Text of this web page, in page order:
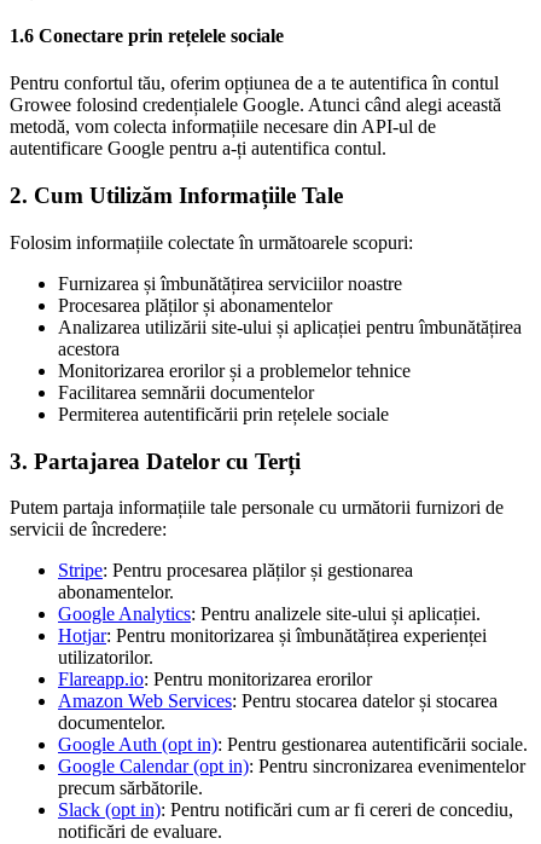
1.6 Conectare prin rețelele sociale
Pentru confortul tău, oferim opțiunea de a te autentifica în contul
Growee folosind credențialele Google. Atunci când alegi această
metodă, vom colecta informațiile necesare din API-ul de
autentificare Google pentru a-ți autentifica contul.
2. Cum Utilizăm Informațiile Tale
Folosim informațiile colectate în următoarele scopuri:
Furnizarea și îmbunătățirea serviciilor noastre
Procesarea plăților și abonamentelor
Analizarea utilizării site-ului și aplicației pentru îmbunătățirea
acestora
Monitorizarea erorilor și a problemelor tehnice
Facilitarea semnării documentelor
Permiterea autentificării prin rețelele sociale
3. Partajarea Datelor cu Terți
Putem partaja informațiile tale personale cu următorii furnizori de
servicii de încredere:
Stripe: Pentru procesarea plăților și gestionarea
abonamentelor.
Google Analytics: Pentru analizele site-ului și aplicației.
Hotjar: Pentru monitorizarea și îmbunătățirea experienței
utilizatorilor.
Flareapp.io: Pentru monitorizarea erorilor
Amazon Web Services: Pentru stocarea datelor și stocarea
documentelor.
Google Auth (opt in): Pentru gestionarea autentificării sociale.
Google Calendar (opt in): Pentru sincronizarea evenimentelor
precum sărbătorile.
Slack (opt in): Pentru notificări cum ar fi cereri de concediu,
notificări de evaluare.